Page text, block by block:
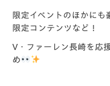
限定イベントのほかにも
限定コンテンツなど！
V・ファーレン長崎を応
め